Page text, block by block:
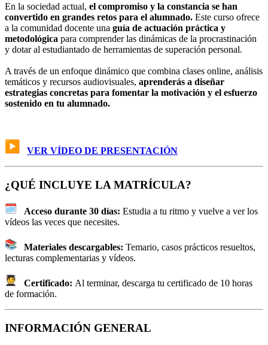
En la sociedad actual, el compromiso y la constancia se han
convertido en grandes retos para el alumnado. Este curso ofrece
a la comunidad docente una guía de actuación práctica y
metodológica para comprender las dinámicas de la procrastinación
y dotar al estudiantado de herramientas de superación personal.
A través de un enfoque dinámico que combina clases online, análisis
temáticos y recursos audiovisuales, aprenderás a diseñar
estrategias concretas para fomentar la motivación y el esfuerzo
sostenido en tu alumnado.
VER VÍDEO DE PRESENTACIÓN
¿QUÉ INCLUYE LA MATRÍCULA?
Acceso durante 30 días: Estudia a tu ritmo y vuelve a ver los
vídeos las veces que necesites.
Materiales descargables: Temario, casos prácticos resueltos,
lecturas complementarias y vídeos.
Certificado: Al terminar, descarga tu certificado de 10 horas
de formación.
INFORMACIÓN GENERAL